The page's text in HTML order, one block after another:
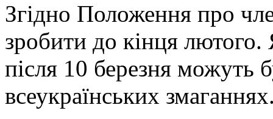
Згідно Положення про
зробити до кінця
після 10 березня можуть
всеукраїнських